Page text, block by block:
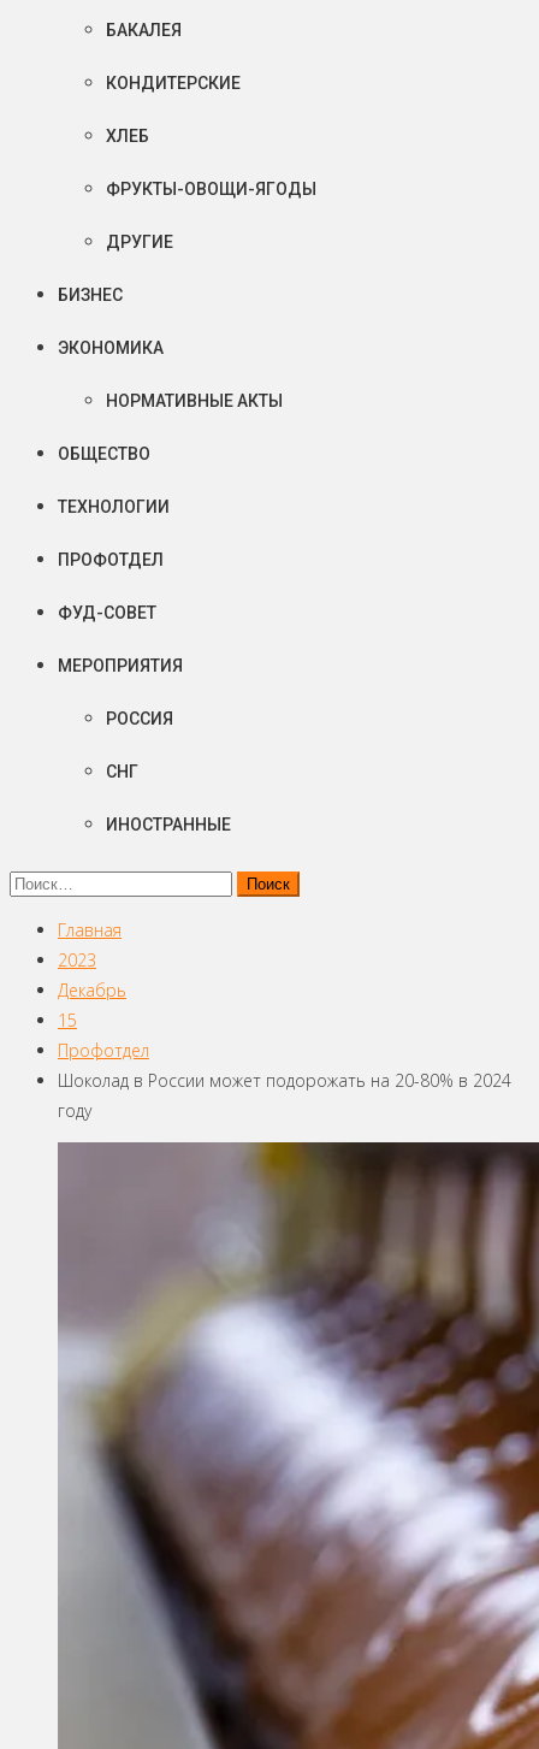
БАКАЛЕЯ
КОНДИТЕРСКИЕ
ХЛЕБ
ФРУКТЫ-ОВОЩИ-ЯГОДЫ
ДРУГИЕ
БИЗНЕС
ЭКОНОМИКА
НОРМАТИВНЫЕ АКТЫ
ОБЩЕСТВО
ТЕХНОЛОГИИ
ПРОФОТДЕЛ
ФУД-СОВЕТ
МЕРОПРИЯТИЯ
РОССИЯ
СНГ
ИНОСТРАННЫЕ
Найти:
Главная
2023
Декабрь
15
Профотдел
Шоколад в России может подорожать на 20-80% в 2024
году